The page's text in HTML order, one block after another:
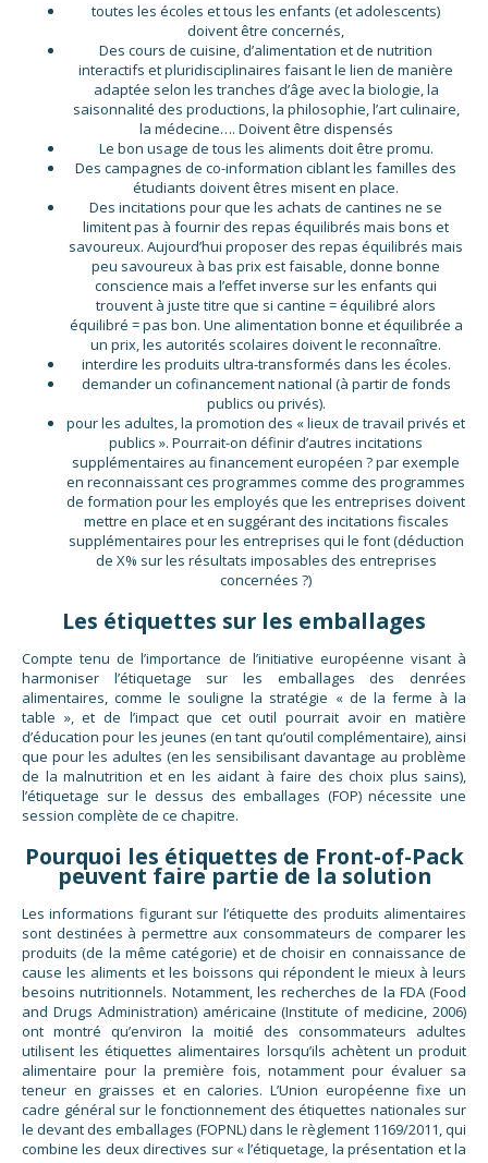
toutes les écoles et tous les enfants (et adolescents)
doivent être concernés,
Des cours de cuisine, d’alimentation et de nutrition
interactifs et pluridisciplinaires faisant le lien de manière
adaptée selon les tranches d’âge avec la biologie, la
saisonnalité des productions, la philosophie, l’art culinaire,
la médecine…. Doivent être dispensés
Le bon usage de tous les aliments doit être promu.
Des campagnes de co-information ciblant les familles des
étudiants doivent êtres misent en place.
Des incitations pour que les achats de cantines ne se
limitent pas à fournir des repas équilibrés mais bons et
savoureux. Aujourd’hui proposer des repas équilibrés mais
peu savoureux à bas prix est faisable, donne bonne
conscience mais a l’effet inverse sur les enfants qui
trouvent à juste titre que si cantine = équilibré alors
équilibré = pas bon. Une alimentation bonne et équilibrée a
un prix, les autorités scolaires doivent le reconnaître.
interdire les produits ultra-transformés dans les écoles.
demander un cofinancement national (à partir de fonds
publics ou privés).
pour les adultes, la promotion des « lieux de travail privés et
publics ». Pourrait-on définir d’autres incitations
supplémentaires au financement européen ? par exemple
en reconnaissant ces programmes comme des programmes
de formation pour les employés que les entreprises doivent
mettre en place et en suggérant des incitations fiscales
supplémentaires pour les entreprises qui le font (déduction
de X% sur les résultats imposables des entreprises
concernées ?)
Les étiquettes sur les emballages
Compte tenu de l’importance de l’initiative européenne visant à
harmoniser l’étiquetage sur les emballages des denrées
alimentaires, comme le souligne la stratégie « de la ferme à la
table », et de l’impact que cet outil pourrait avoir en matière
d’éducation pour les jeunes (en tant qu’outil complémentaire), ainsi
que pour les adultes (en les sensibilisant davantage au problème
de la malnutrition et en les aidant à faire des choix plus sains),
l’étiquetage sur le dessus des emballages (FOP) nécessite une
session complète de ce chapitre.
Pourquoi les étiquettes de Front-of-Pack
peuvent faire partie de la solution
Les informations figurant sur l’étiquette des produits alimentaires
sont destinées à permettre aux consommateurs de comparer les
produits (de la même catégorie) et de choisir en connaissance de
cause les aliments et les boissons qui répondent le mieux à leurs
besoins nutritionnels. Notamment, les recherches de la FDA (Food
and Drugs Administration) américaine (Institute of medicine, 2006)
ont montré qu’environ la moitié des consommateurs adultes
utilisent les étiquettes alimentaires lorsqu’ils achètent un produit
alimentaire pour la première fois, notamment pour évaluer sa
teneur en graisses et en calories. L’Union européenne fixe un
cadre général sur le fonctionnement des étiquettes nationales sur
le devant des emballages (FOPNL) dans le règlement 1169/2011, qui
combine les deux directives sur « l’étiquetage, la présentation et la